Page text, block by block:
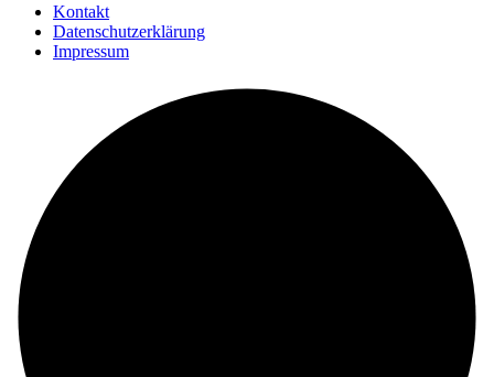
Kontakt
Datenschutzerklärung
Impressum